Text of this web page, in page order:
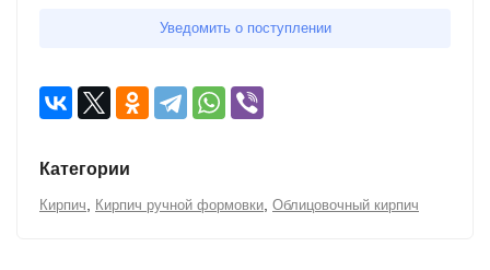
Уведомить о поступлении
Категории
Кирпич Кирпич ручной формовки Облицовочный кирпич